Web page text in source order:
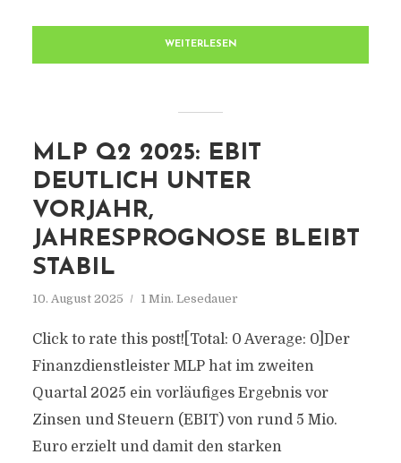
WEITERLESEN
MLP Q2 2025: EBIT
DEUTLICH UNTER
VORJAHR,
JAHRESPROGNOSE BLEIBT
STABIL
10. August 2025 1 Min. Lesedauer
Click to rate this post![Total: 0 Average: 0]Der
Finanzdienstleister MLP hat im zweiten
Quartal 2025 ein vorläufiges Ergebnis vor
Zinsen und Steuern (EBIT) von rund 5 Mio.
Euro erzielt und damit den starken